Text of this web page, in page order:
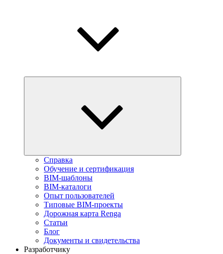
Справка
Обучение и сертификация
BIM-шаблоны
BIM-каталоги
Опыт пользователей
Типовые BIM-проекты
Дорожная карта Renga
Статьи
Блог
Документы и свидетельства
Разработчику